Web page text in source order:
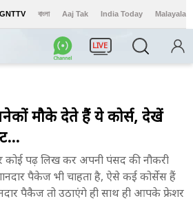
GNTTV বাংলা Aaj Tak India Today Malayalam
LIVE
मौके देते हैं ये कोर्स, देखें
पढ़ लिख कर अपनी पंसद की नौकरी
पैकेज भी चाहता है, ऐसे कई कोर्सेस हैं
पैकैज तो उठाएंगे ही साथ ही आपके फ्रेशर